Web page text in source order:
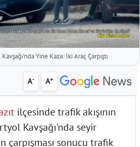
Yine Kaza: İki Araç Çarpıştı
A- A+
ilçesinde trafik akışının
Kavşağı'nda seyir
çarpışması sonucu trafik